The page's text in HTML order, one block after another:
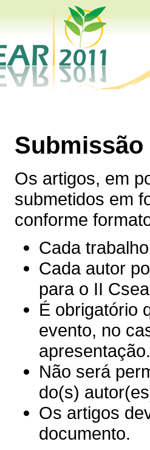
Os artigos, em
submetidos em
conforme
Cada
Cada autor
para o II
É obrigatório
evento, no
Não será
do(s)
Os artigos
documento.